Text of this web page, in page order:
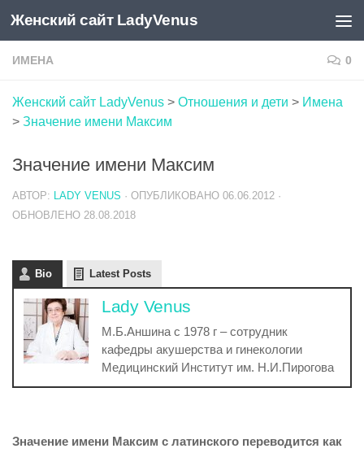
Skip to content
Женский сайт LadyVenus
ИМЕНА 0
Женский сайт LadyVenus > Отношения и дети > Имена
> Значение имени Максим
Значение имени Максим
АВТОР: LADY VENUS · ОПУБЛИКОВАНО 06.06.2012 ·
ОБНОВЛЕНО 28.08.2018
Bio Latest Posts
Lady Venus
М.Б.Аншина с 1978 г – сотрудник
кафедры акушерства и гинекологии
Медицинский Институт им. Н.И.Пирогова
Значение имени Максим с латинского переводится как